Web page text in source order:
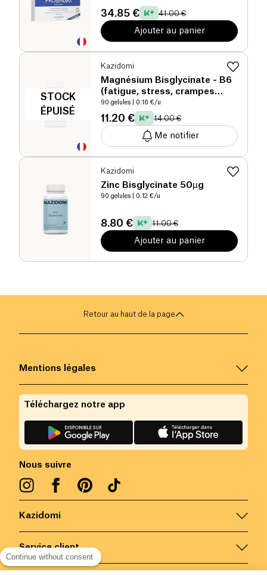
34.85 € 41.00 €
Ajouter au panier
STOCK
ÉPUISÉ
Kazidomi
Magnésium Bisglycinate - B6
(fatigue, stress, crampes
musculaires)
90 gelules | 0.16 €/u
11.20 € 14.00 €
Me notifier
Kazidomi
Zinc Bisglycinate 50µg
90 gelules | 0.12 €/u
8.80 € 11.00 €
Ajouter au panier
Retour au haut de la page
Kazidomi
Service client
Mentions légales
Nous suivre
Téléchargez notre app
Continue without consent